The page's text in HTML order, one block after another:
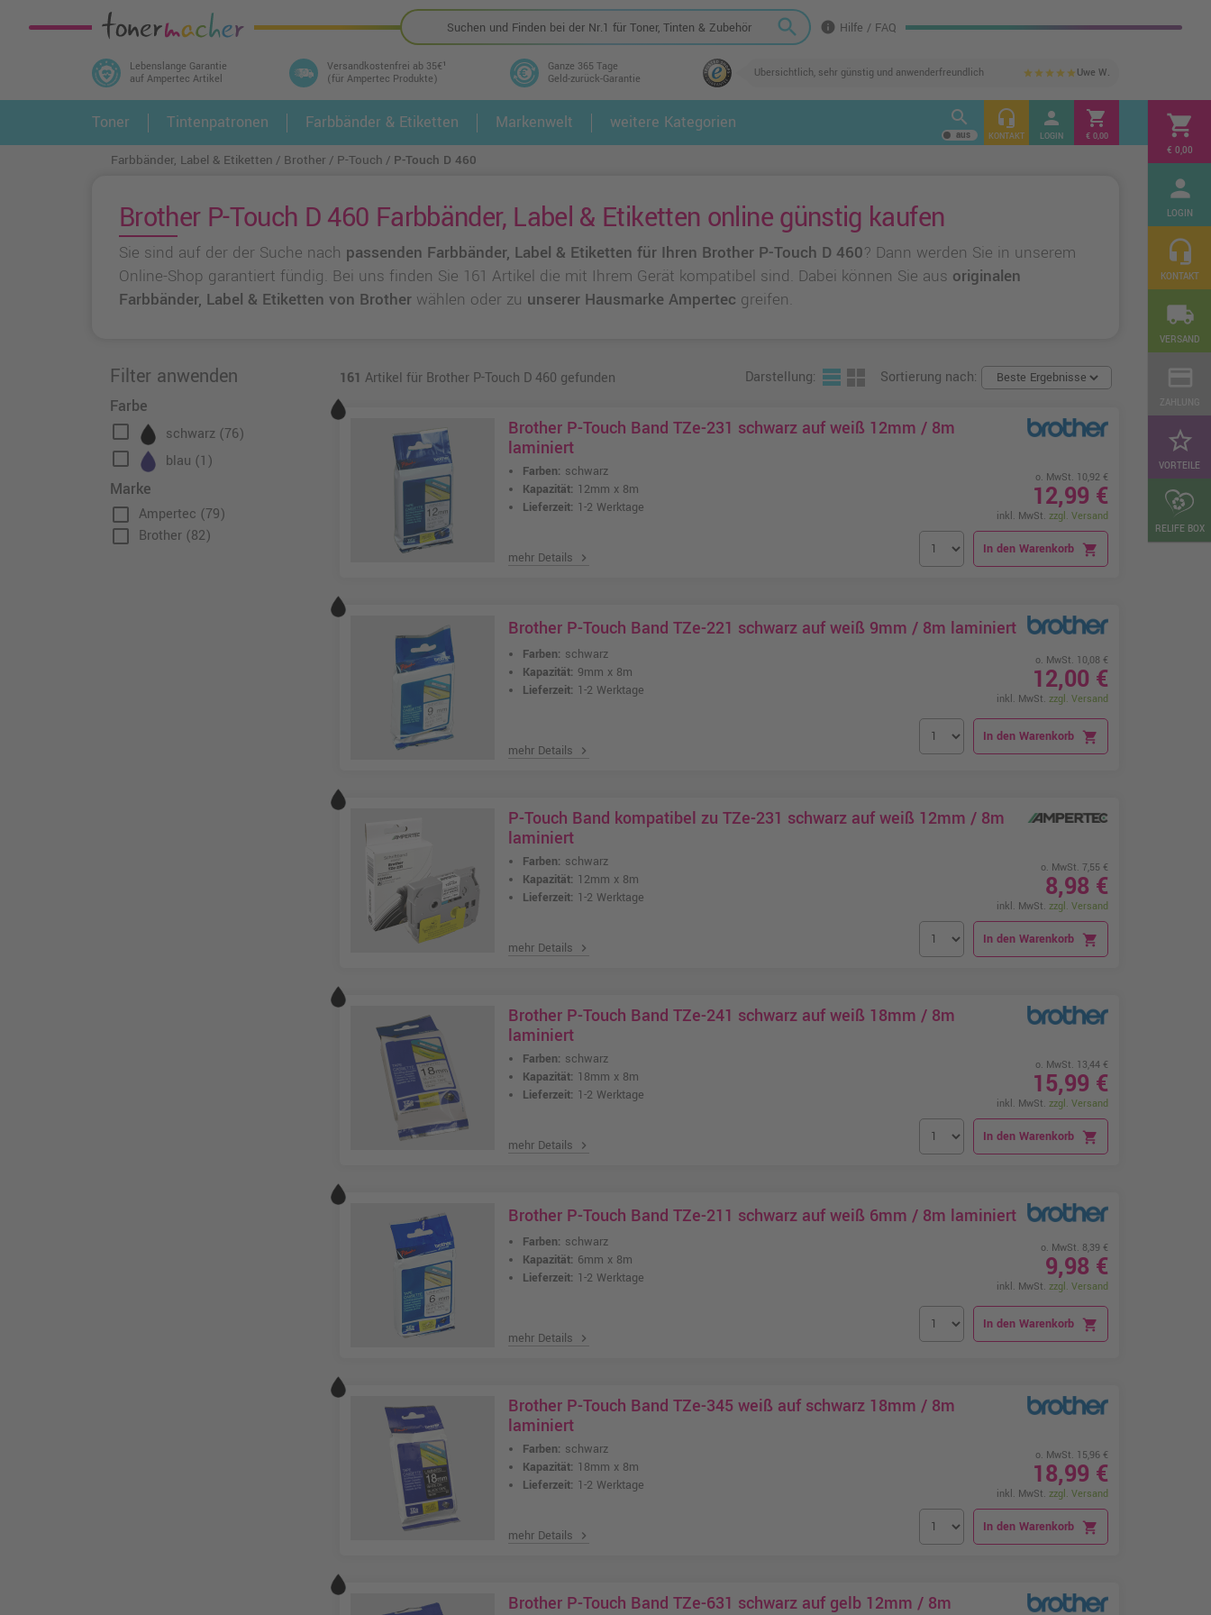
search info Hilfe / FAQ
Lebenslange Garantie
auf Ampertec Artikel
Versandkostenfrei ab 35€¹
(für Ampertec Produkte)
Ganze 365 Tage
Geld-zurück-Garantie
Übersichtlich, sehr günstig und anwenderfreundlich star star star star star Uwe W.
shopping_cart
€ 0,00
person
LOGIN
headset_mic
KONTAKT
local_shipping
VERSAND
star_border
VORTEILE
RELIFE BOX
In 3 einfachen Schritten ihr Druckermodell
und alle dazu passenden Artikel finden ➤ 1. 2.
Toner Tintenpatronen Farbbänder & Etiketten Markenwelt weitere Kategorien search headset_mic
KONTAKT
person
LOGIN
shopping_cart
€ 0,00
Farbbänder, Label & Etiketten Brother P-Touch P-Touch D 460
Brother P-Touch D 460 Farbbänder, Label & Etiketten online günstig kaufen
Sie sind auf der der Suche nach passenden Farbbänder, Label & Etiketten für Ihren Brother P-Touch D 460? Dann werden Sie in unserem
Online-Shop garantiert fündig. Bei uns finden Sie 161 Artikel die mit Ihrem Gerät kompatibel sind. Dabei können Sie aus originalen
Farbbänder, Label & Etiketten von Brother wählen oder zu unserer Hausmarke Ampertec greifen.
Filter anwenden
Farbe
check_box_outline_blank schwarz (76)
check_box_outline_blank blau (1)
Marke
check_box_outline_blank Ampertec (79)
check_box_outline_blank Brother (82)
161 Artikel für Brother P-Touch D 460 gefunden Darstellung: Sortierung nach:
Brother P-Touch Band TZe-231 schwarz auf weiß 12mm / 8m
laminiert
Farben: schwarz
Kapazität: 12mm x 8m
Lieferzeit: 1-2 Werktage
mehr Details chevron_right
o. MwSt. 10,92 €
12,99 €
inkl. MwSt. zzgl. Versand
In den Warenkorb shopping_cart
Brother P-Touch Band TZe-221 schwarz auf weiß 9mm / 8m laminiert
Farben: schwarz
Kapazität: 9mm x 8m
Lieferzeit: 1-2 Werktage
mehr Details chevron_right
o. MwSt. 10,08 €
12,00 €
inkl. MwSt. zzgl. Versand
In den Warenkorb shopping_cart
P-Touch Band kompatibel zu TZe-231 schwarz auf weiß 12mm / 8m
laminiert
Farben: schwarz
Kapazität: 12mm x 8m
Lieferzeit: 1-2 Werktage
mehr Details chevron_right
o. MwSt. 7,55 €
8,98 €
inkl. MwSt. zzgl. Versand
In den Warenkorb shopping_cart
Brother P-Touch Band TZe-241 schwarz auf weiß 18mm / 8m
laminiert
Farben: schwarz
Kapazität: 18mm x 8m
Lieferzeit: 1-2 Werktage
mehr Details chevron_right
o. MwSt. 13,44 €
15,99 €
inkl. MwSt. zzgl. Versand
In den Warenkorb shopping_cart
Brother P-Touch Band TZe-211 schwarz auf weiß 6mm / 8m laminiert
Farben: schwarz
Kapazität: 6mm x 8m
Lieferzeit: 1-2 Werktage
mehr Details chevron_right
o. MwSt. 8,39 €
9,98 €
inkl. MwSt. zzgl. Versand
In den Warenkorb shopping_cart
Brother P-Touch Band TZe-345 weiß auf schwarz 18mm / 8m
laminiert
Farben: schwarz
Kapazität: 18mm x 8m
Lieferzeit: 1-2 Werktage
mehr Details chevron_right
o. MwSt. 15,96 €
18,99 €
inkl. MwSt. zzgl. Versand
In den Warenkorb shopping_cart
Brother P-Touch Band TZe-631 schwarz auf gelb 12mm / 8m